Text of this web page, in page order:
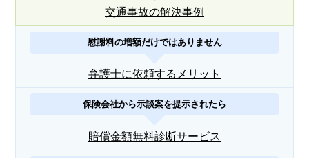
交通事故の解決事例
慰謝料の増額だけではありません
弁護士に依頼するメリット
保険会社から示談案を提示されたら
賠償金額無料診断サービス